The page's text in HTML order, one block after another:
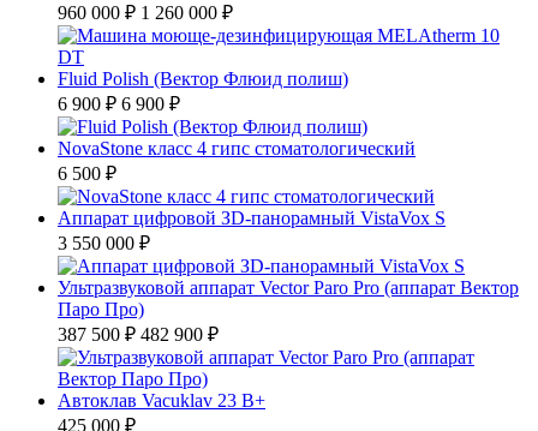
960 000 ₽ 1 260 000 ₽
Fluid Polish (Вектор Флюид полиш)
6 900 ₽ 6 900 ₽
NovaStone класс 4 гипс стоматологический
6 500 ₽
Аппарат цифровой ЗD-панорамный VistaVox S
3 550 000 ₽
Ультразвуковой аппарат Vector Paro Pro (аппарат Вектор
Паро Про)
387 500 ₽ 482 900 ₽
Автоклав Vacuklav 23 B+
425 000 ₽